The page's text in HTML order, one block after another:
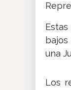
una
Los